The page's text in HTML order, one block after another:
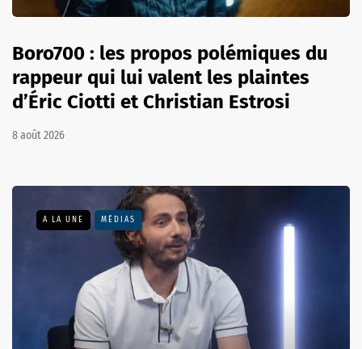
Boro700 : les propos polémiques du
rappeur qui lui valent les plaintes
d’Éric Ciotti et Christian Estrosi
8 août 2026
A LA UNE MÉDIAS